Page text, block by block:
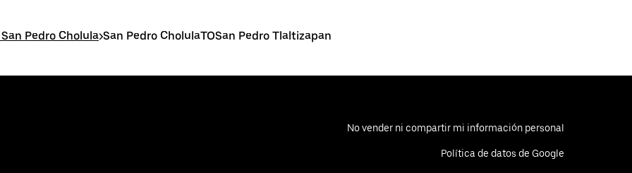
Pedro Cholula>San Pedro CholulaTOSan Pedro Tlaltizapan
No vender ni compartir mi información personal
Política de datos de Google